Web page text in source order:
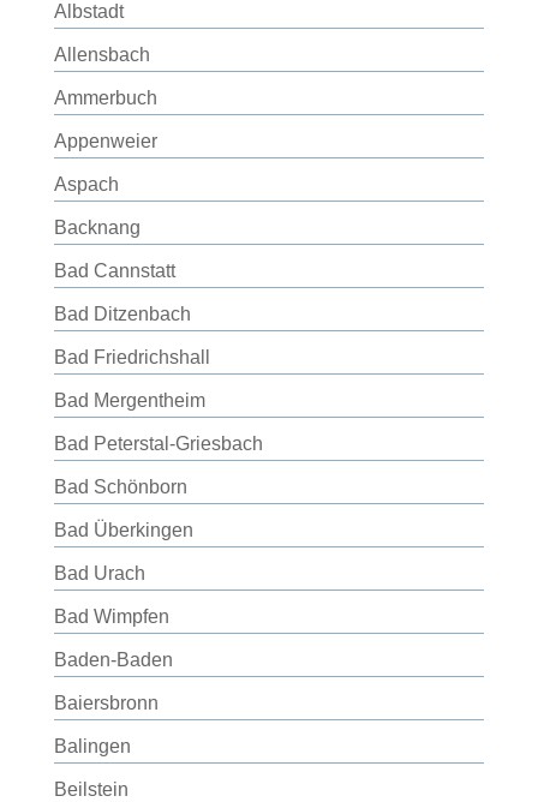
Albstadt
Allensbach
Ammerbuch
Appenweier
Aspach
Backnang
Bad Cannstatt
Bad Ditzenbach
Bad Friedrichshall
Bad Mergentheim
Bad Peterstal-Griesbach
Bad Schönborn
Bad Überkingen
Bad Urach
Bad Wimpfen
Baden-Baden
Baiersbronn
Balingen
Beilstein